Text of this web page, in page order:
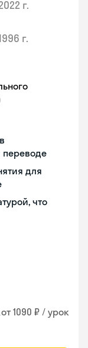
г.
г.
для
что
от 1090 ₽ / урок